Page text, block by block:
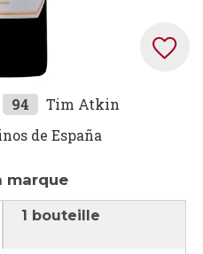
94
Tim Atkin
de España
marque
1 bouteille